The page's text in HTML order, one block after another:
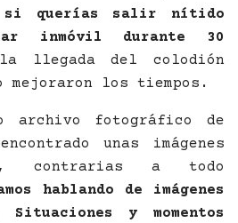
querías salir nítido
inmóvil durante 30
llegada del colodión
mejoraron los tiempos.
archivo fotográfico de
unas imágenes
contrarias a todo
hablando de imágenes
y momentos